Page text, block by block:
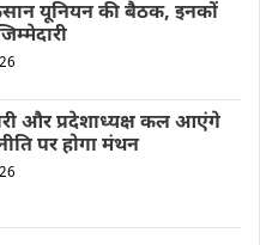
यूनियन की बैठक, इनकों
और प्रदेशाध्यक्ष कल आएंगे
पर होगा मंथन